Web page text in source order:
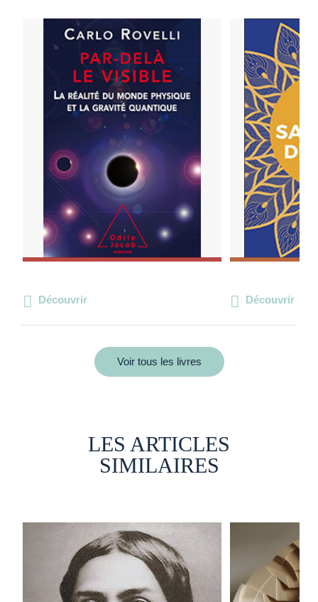
Découvrir Découvrir
Voir tous les livres
LES ARTICLES
SIMILAIRES